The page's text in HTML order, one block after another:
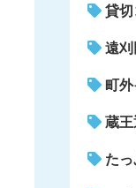
貸
遠
町外
蔵王
た